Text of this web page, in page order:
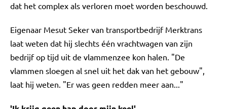
dat het complex als verloren moet worden beschouwd.
Eigenaar Mesut Seker van transportbedrijf Merktrans
laat weten dat hij slechts één vrachtwagen van zijn
bedrijf op tijd uit de vlammenzee kon halen. "De
vlammen sloegen al snel uit het dak van het gebouw",
laat hij weten. "Er was geen redden meer aan..."